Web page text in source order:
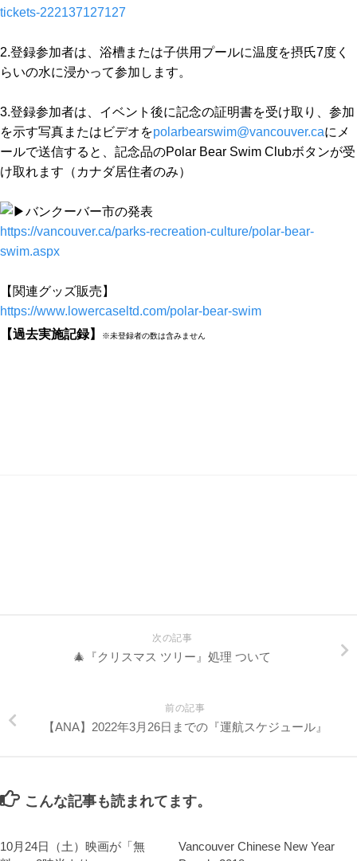
tickets-222137127127
2.登録参加者は、浴槽または子供用プールに温度を摂氏7度く
らいの水に浸かって参加します。
3.登録参加者は、イベント後に記念の証明書を受け取り、参加
を示す写真またはビデオをpolarbearswim@vancouver.caにメ
ールで送信すると、記念品のPolar Bear Swim Clubボタンが受
け取れます（カナダ居住者のみ）
バンクーバー市の発表
https://vancouver.ca/parks-recreation-culture/polar-bear-
swim.aspx
【関連グッズ販売】
https://www.lowercaseltd.com/polar-bear-swim
【過去実施記録】
※未登録者の数は含みません
次の記事
🎄『クリスマス ツリー』処理 ついて
前の記事
【ANA】2022年3月26日までの『運航スケジュール』
こんな記事も読まれてます。
10月24日（土）映画が「無
Vancouver Chinese New Year